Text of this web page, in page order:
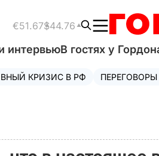
€51.67$44.76
интервьюВ гостях у
КРИЗИС В РФ